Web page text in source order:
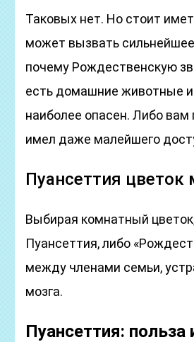
Таковых нет. Но стоит
может вызвать
почему Рождественскую
есть домашние животные
наиболее опасен. Либо вам
имел даже малейшего
Пуансеттия
Выбирая комнатный
Пуансеттия, либо
между членами семьи,
мозга.
Пуансеттия: